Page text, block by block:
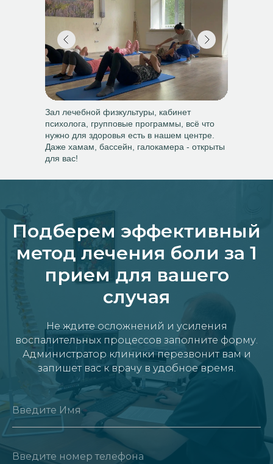
Зал лечебной физкультуры, кабинет
психолога, групповые программы, всё что
нужно для здоровья есть в нашем центре.
Даже хамам, бассейн, галокамера - открыты
для вас!
Подберем эффективный
метод лечения боли за 1
прием для вашего
случая
Не ждите осложнений и усиления
воспалительных процессов заполните форму.
Администратор клиники перезвонит вам и
запишет вас к врачу в удобное время.